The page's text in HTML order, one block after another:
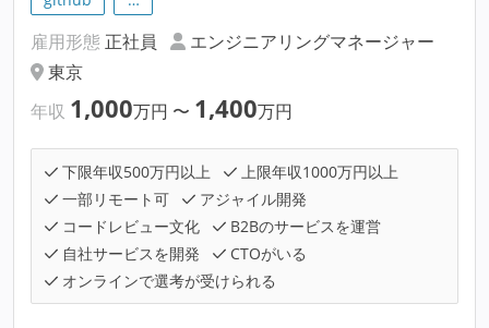
雇用形態 正社員
エンジニアリングマネージャー
東京
年収 1,000万円 〜 1,400万円
下限年収500万円以上
上限年収1000万円以上
一部リモート可
アジャイル開発
コードレビュー文化
B2Bのサービスを運営
自社サービスを開発
CTOがいる
オンラインで選考が受けられる